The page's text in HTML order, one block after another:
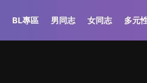
BL專區 男同志 女同志 多元